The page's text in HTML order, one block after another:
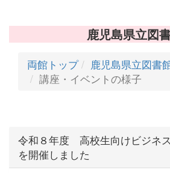
鹿児島県立図
両館トップ
鹿児島県立図書
講座・イベントの様子
令和８年度 高校生向けビジネ
を開催しました